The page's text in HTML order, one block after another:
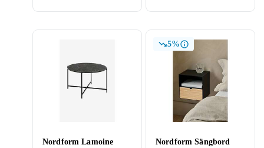
Nordform Lamoine
5%
Nordform Sängbord